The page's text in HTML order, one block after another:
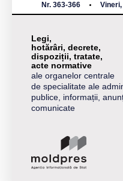
Nr. 363-366
Legi,
hotărâri, decrete,
dispoziții, tratate,
acte normative
ale organelor centrale
de specialitate ale
publice, informații,
comunicate